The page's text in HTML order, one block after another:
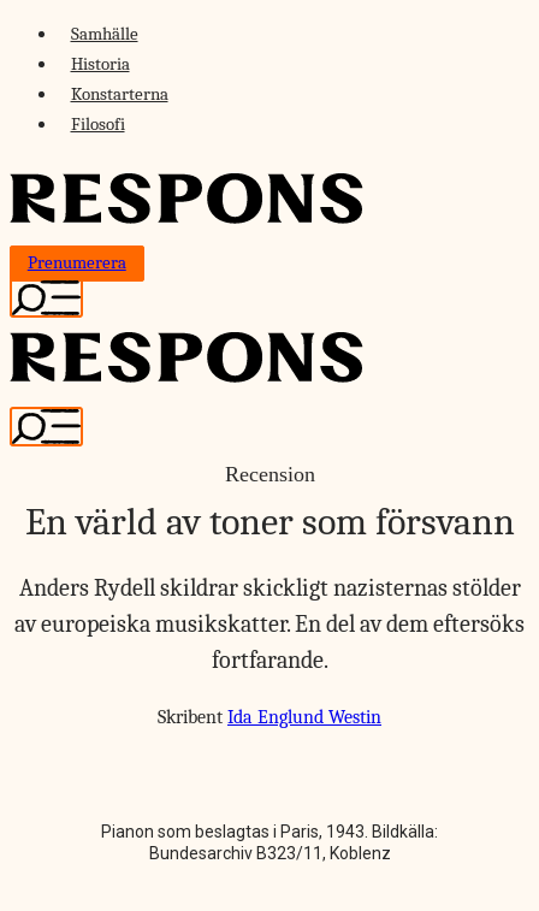
Skip
content
Samhälle
Historia
Konstarterna
Filosofi
Prenumerera
Recension
En värld av toner som försvann
Anders Rydell skildrar skickligt nazisternas stölder
av europeiska musikskatter. En del av dem eftersöks
fortfarande.
Skribent Ida Englund Westin
Pianon som beslagtas i Paris, 1943. Bildkälla:
Bundesarchiv B323/11, Koblenz